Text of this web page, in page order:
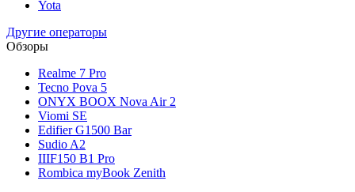
Yota
Другие операторы
Обзоры
Realme 7 Pro
Tecno Pova 5
ONYX BOOX Nova Air 2
Viomi SE
Edifier G1500 Bar
Sudio A2
IIIF150 B1 Pro
Rombica myBook Zenith